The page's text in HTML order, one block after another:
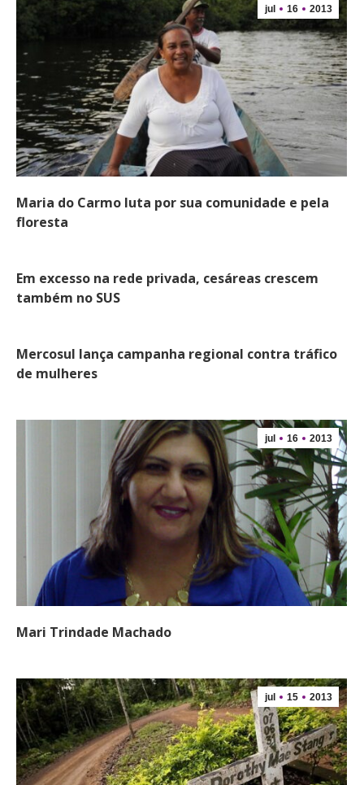
jul 16 2013
Maria do Carmo luta por sua comunidade e pela
floresta
Em excesso na rede privada, cesáreas crescem
também no SUS
Mercosul lança campanha regional contra tráfico
de mulheres
jul 16 2013
Mari Trindade Machado
jul 15 2013